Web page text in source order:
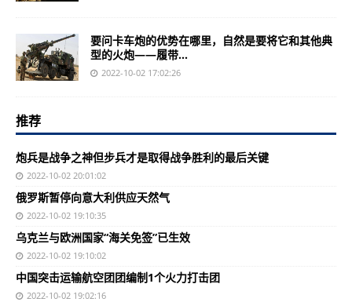
要问卡车炮的优势在哪里，自然是要将它和其他典
型的火炮——履带...
2022-10-02 17:02:26
推荐
炮兵是战争之神但步兵才是取得战争胜利的最后关键
2022-10-02 20:01:02
俄罗斯暂停向意大利供应天然气
2022-10-02 19:10:35
乌克兰与欧洲国家“海关免签”已生效
2022-10-02 19:10:02
中国突击运输航空团团编制1个火力打击团
2022-10-02 19:02:16